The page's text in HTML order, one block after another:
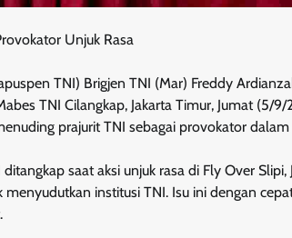
Unjuk Rasa
TNI) Brigjen TNI (Mar) Freddy
TNI Cilangkap, Jakarta Timur, Jumat (5/
prajurit TNI sebagai provokator dalam
saat aksi unjuk rasa di Fly Over Slipi,
institusi TNI. Isu ini dengan